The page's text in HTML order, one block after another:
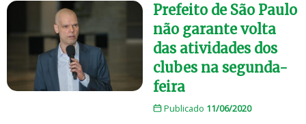
Prefeito de São Paulo
não garante volta
das atividades dos
clubes na segunda-
feira
Publicado 11/06/2020